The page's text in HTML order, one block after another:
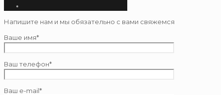
Напишите нам и мы обязательно с вами свяжемся
Ваше имя*
Ваш телефон*
Ваш e-mail*